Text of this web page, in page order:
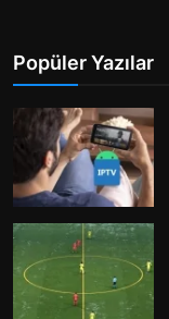
Popüler Yazılar